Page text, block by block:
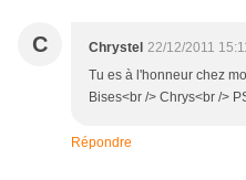
C Chrystel 22/12/2011
Tu es à l'honneur chez
Bises<br /> Chrys<br />
Répondre